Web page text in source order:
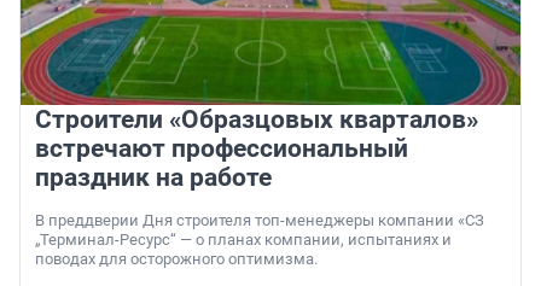
Строители «Образцовых кварталов»
встречают профессиональный
праздник на работе
В преддверии Дня строителя топ-менеджеры компании «СЗ
„Терминал-Ресурс“ — о планах компании, испытаниях и
поводах для осторожного оптимизма.